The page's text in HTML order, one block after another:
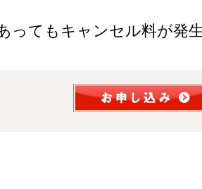
ってもキャンセル料が発